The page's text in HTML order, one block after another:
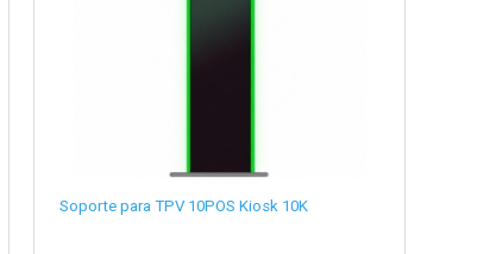
Soporte para TPV 10POS Kiosk 10K